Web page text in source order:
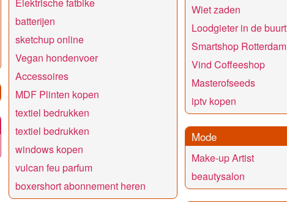
batterijen
sketchup online
Vegan hondenvoer
Accessoires
MDF Plinten kopen
textiel bedrukken
textiel bedrukken
windows kopen
vulcan feu parfum
boxershort abonnement heren
Wiet zaden
Loodgieter in de buurt
Smartshop Rotterdam
Vind Coffeeshop
Masterofseeds
iptv kopen
Mode
Make-up Artist
beautysalon